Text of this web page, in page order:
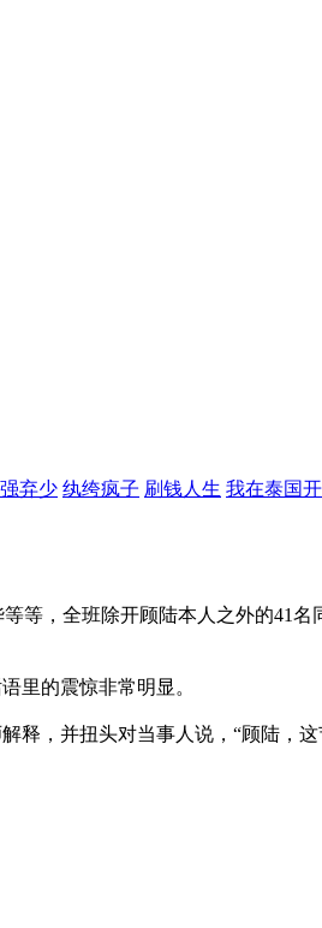
弃少 纨绔疯子 刷钱人生 我在泰国
，全班除开顾陆本人之外的41
里的震惊非常明显。
，并扭头对当事人说，“顾陆，